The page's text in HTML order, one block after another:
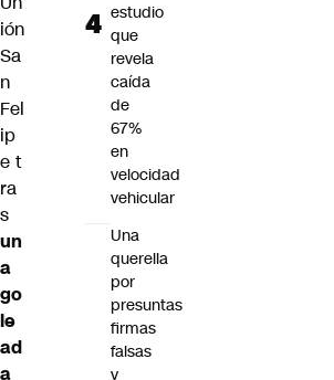
ión
Sa
n
Fel
ip
e t
ra
s
un
a
go
le
ad
a
estudio
que
revela
caída
de
67%
en
velocidad
vehicular
Una
querella
por
presuntas
firmas
falsas
y